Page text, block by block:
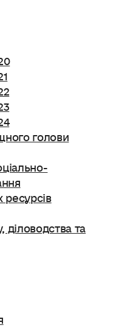
голови
діловодства та